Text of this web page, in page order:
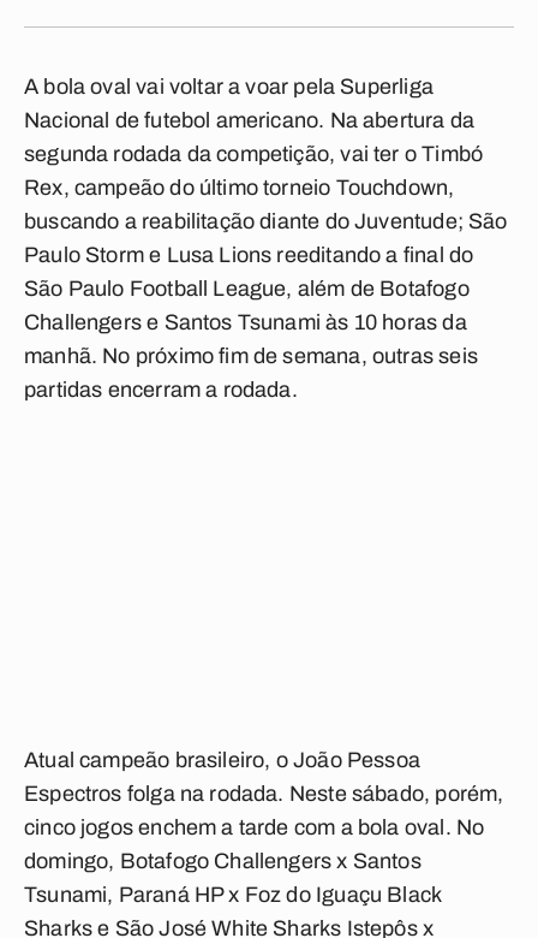
A bola oval vai voltar a voar pela Superliga
Nacional de futebol americano. Na abertura da
segunda rodada da competição, vai ter o Timbó
Rex, campeão do último torneio Touchdown,
buscando a reabilitação diante do Juventude; São
Paulo Storm e Lusa Lions reeditando a final do
São Paulo Football League, além de Botafogo
Challengers e Santos Tsunami às 10 horas da
manhã. No próximo fim de semana, outras seis
partidas encerram a rodada.
Atual campeão brasileiro, o João Pessoa
Espectros folga na rodada. Neste sábado, porém,
cinco jogos enchem a tarde com a bola oval. No
domingo, Botafogo Challengers x Santos
Tsunami, Paraná HP x Foz do Iguaçu Black
Sharks e São José White Sharks Istepôs x